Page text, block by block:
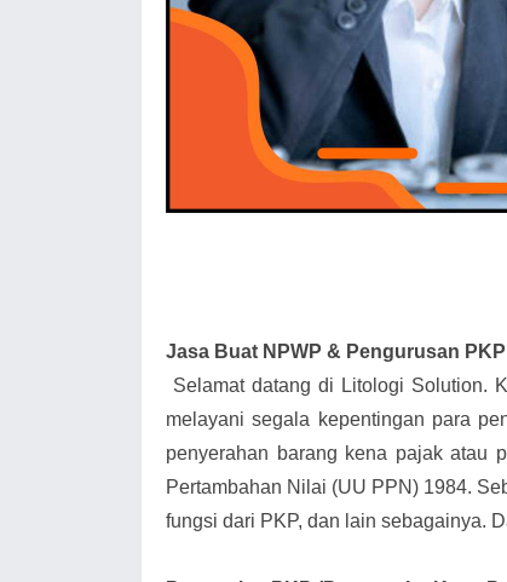
Jasa Buat NPWP & Pengurusan
Selamat datang di Litologi Solution.
melayani segala kepentingan para
penyerahan barang kena pajak atau
Pertambahan Nilai (UU PPN) 1984.
fungsi dari PKP, dan lain sebagainya.